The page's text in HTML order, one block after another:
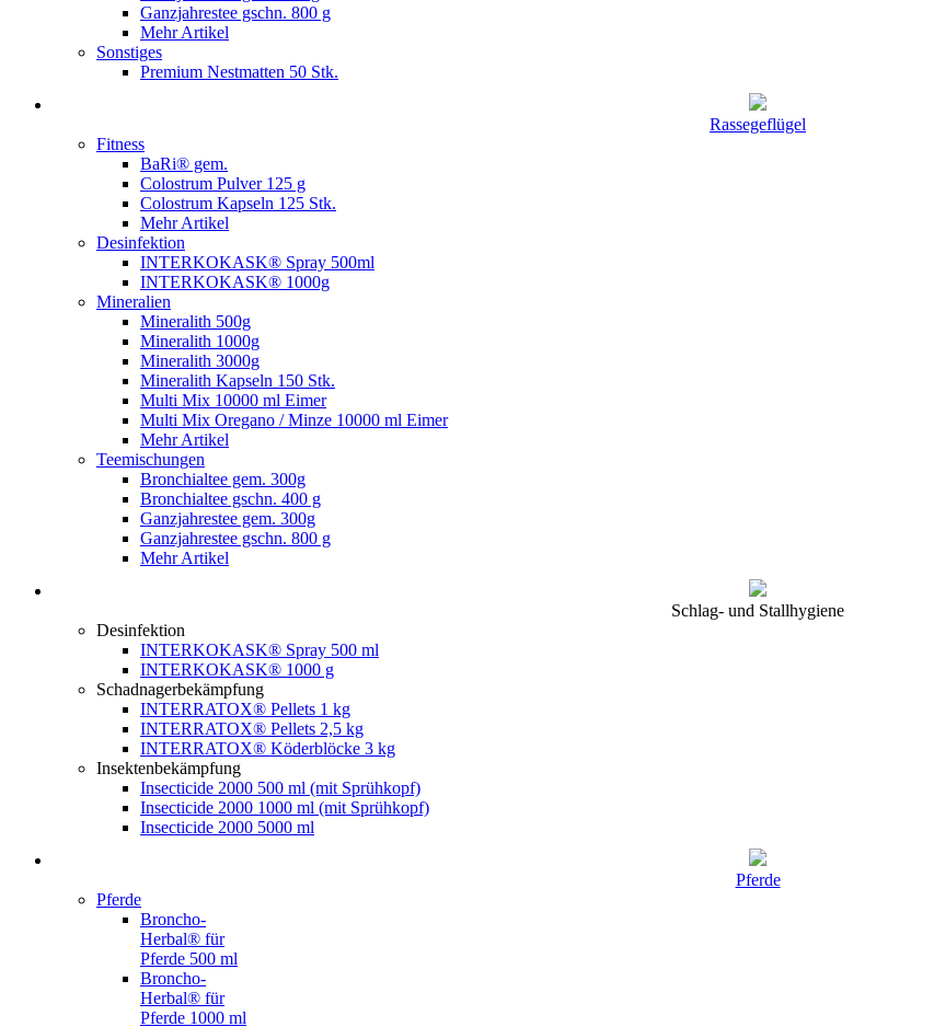
Ganzjahrestee gschn. 800 g
Mehr Artikel
Sonstiges
Premium Nestmatten 50 Stk.
Rassegeflügel
Fitness
BaRi® gem.
Colostrum Pulver 125 g
Colostrum Kapseln 125 Stk.
Mehr Artikel
Desinfektion
INTERKOKASK® Spray 500ml
INTERKOKASK® 1000g
Mineralien
Mineralith 500g
Mineralith 1000g
Mineralith 3000g
Mineralith Kapseln 150 Stk.
Multi Mix 10000 ml Eimer
Multi Mix Oregano / Minze 10000 ml Eimer
Mehr Artikel
Teemischungen
Bronchialtee gem. 300g
Bronchialtee gschn. 400 g
Ganzjahrestee gem. 300g
Ganzjahrestee gschn. 800 g
Mehr Artikel
Schlag- und Stallhygiene
Desinfektion
INTERKOKASK® Spray 500 ml
INTERKOKASK® 1000 g
Schadnagerbekämpfung
INTERRATOX® Pellets 1 kg
INTERRATOX® Pellets 2,5 kg
INTERRATOX® Köderblöcke 3 kg
Insektenbekämpfung
Insecticide 2000 500 ml (mit Sprühkopf)
Insecticide 2000 1000 ml (mit Sprühkopf)
Insecticide 2000 5000 ml
Pferde
Pferde
Broncho-
Herbal® für
Pferde 500 ml
Broncho-
Herbal® für
Pferde 1000 ml